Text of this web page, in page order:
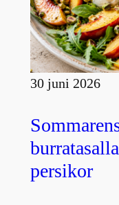
30 juni 2026
persikor